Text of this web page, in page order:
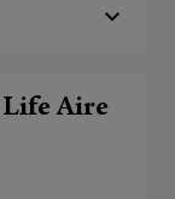
Life Aire